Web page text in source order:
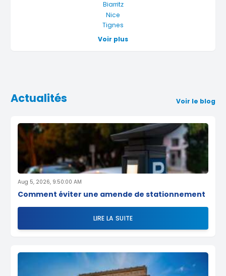
Biarritz
Nice
Tignes
Voir plus
Actualités Voir le blog
Aug 5, 2026, 9:50:00 AM
Comment éviter une amende de stationnement
LIRE LA SUITE